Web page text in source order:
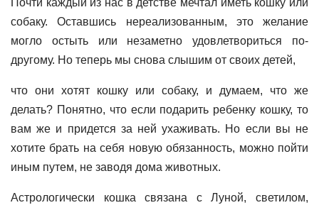
Почти каждый из нас в детстве мечтал иметь кошку или
собаку. Оставшись нереализованным, это желание
могло остыть или незаметно удовлетвориться по-
другому. Но теперь мы снова слышим от своих детей,
что они хотят кошку или собаку, и думаем, что же
делать? Понятно, что если подарить ребенку кошку, то
вам же и придется за ней ухаживать. Но если вы не
хотите брать на себя новую обязанность, можно пойти
иным путем, не заводя дома животных.
Астрологически кошка связана с Луной, светилом,